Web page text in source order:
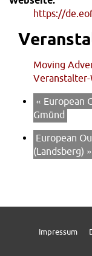
https://
Moving
« European
Gmünd
European
(Landsberg) »
Impressum